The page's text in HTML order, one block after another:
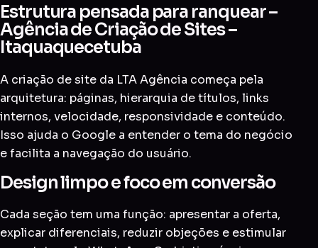
Estrutura pensada para ranquear –
Agência de Criação de Sites –
Itaquaquecetuba
A criação de site da LTA Agência começa pela
arquitetura: páginas, hierarquia de títulos, links
internos, velocidade, responsividade e conteúdo.
Isso ajuda o Google a entender o tema do negócio
e facilita a navegação do usuário.
Design limpo e foco em conversão
Cada seção tem uma função: apresentar a oferta,
explicar diferenciais, reduzir objeções e estimular